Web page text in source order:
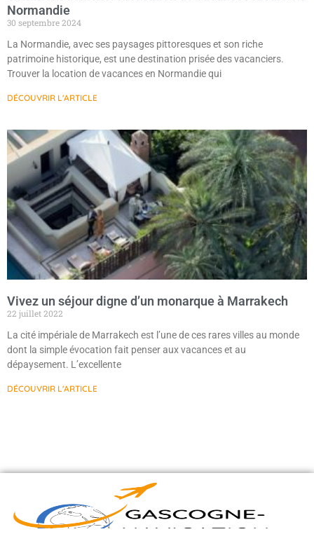
Normandie
30 septembre 2024
La Normandie, avec ses paysages pittoresques et son riche
patrimoine historique, est une destination prisée des vacanciers.
Trouver la location de vacances en Normandie qui
DÉCOUVRIR L'ARTICLE
Vivez un séjour digne d’un monarque à Marrakech
22 juillet 2022
La cité impériale de Marrakech est l’une de ces rares villes au monde
dont la simple évocation fait penser aux vacances et au
dépaysement. L’excellente
DÉCOUVRIR L'ARTICLE